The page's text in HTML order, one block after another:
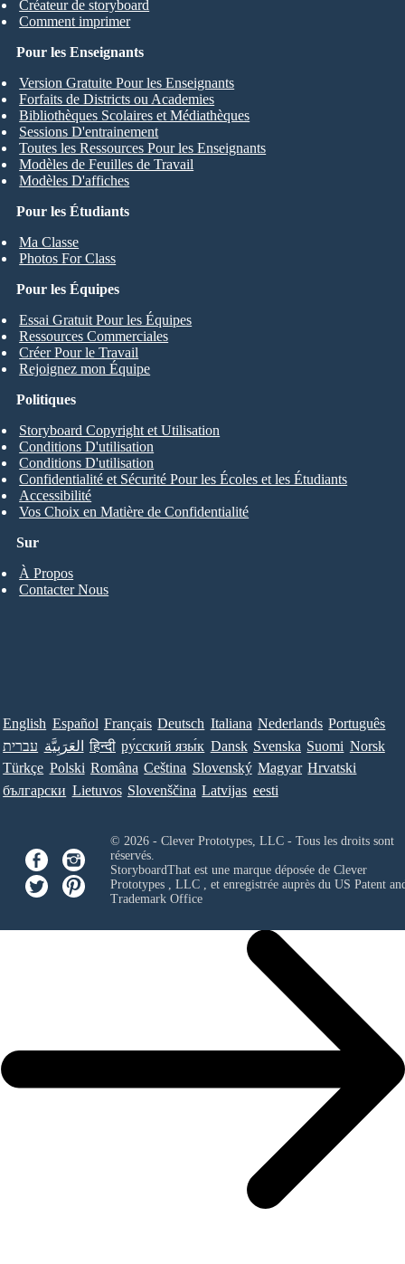
Créateur de storyboard
Comment imprimer
Pour les Étudiants
Ma Classe
Photos For Class
Pour les Enseignants
Version Gratuite Pour les Enseignants
Forfaits de Districts ou Academies
Bibliothèques Scolaires et Médiathèques
Sessions D'entrainement
Toutes les Ressources Pour les Enseignants
Modèles de Feuilles de Travail
Modèles D'affiches
Pour les Équipes
Essai Gratuit Pour les Équipes
Ressources Commerciales
Créer Pour le Travail
Rejoignez mon Équipe
Sur
À Propos
Contacter Nous
Politiques
Storyboard Copyright et Utilisation
Conditions D'utilisation
Conditions D'utilisation
Confidentialité et Sécurité Pour les Écoles et les Étudiants
Accessibilité
Vos Choix en Matière de Confidentialité
English Español Français Deutsch Italiana Nederlands Português
עברית العَرَبِيَّة हिन्दी ру́сский язы́к Dansk Svenska Suomi Norsk
Türkçe Polski Româna Ceština Slovenský Magyar Hrvatski
български Lietuvos Slovenščina Latvijas eesti
© 2026 - Clever Prototypes, LLC - Tous les droits sont
réservés.
StoryboardThat est une marque déposée de Clever
Prototypes , LLC, et enregistrée auprès du US Patent
Trademark Office